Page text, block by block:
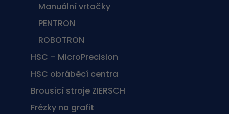
Manuální vrtačky
PENTRON
ROBOTRON
HSC – MicroPrecision
HSC obráběcí centra
Brousicí stroje ZIERSCH
Frézky na grafit